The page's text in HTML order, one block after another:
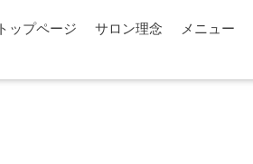
トップページ サロン理念 メニュー